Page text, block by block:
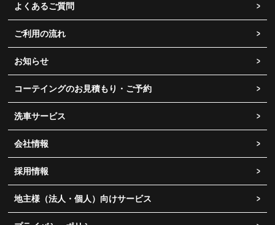
よくあるご質問
ご利用の流れ
お知らせ
コーテイングのお見積もり・ご予約
洗車サービス
会社情報
採用情報
地主様（法人・個人）向けサービス